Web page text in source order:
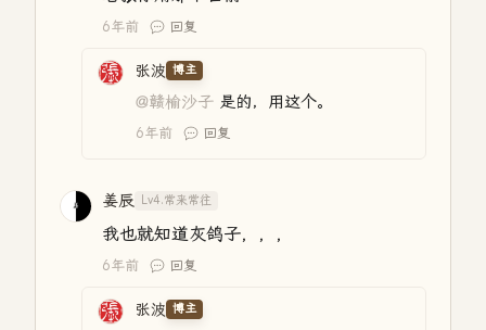
6年前 回复
张波 博主
@赣榆沙子 是的，用这个。
6年前 回复
姜辰 Lv4.常来常往
我也就知道灰鸽子，，，
6年前 回复
张波 博主